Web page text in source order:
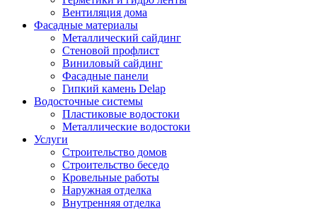
Вентиляция дома
Фасадные материалы
Металлический сайдинг
Стеновой профлист
Виниловый сайдинг
Фасадные панели
Гипкий камень Delap
Водосточные системы
Пластиковые водостоки
Металлические водостоки
Услуги
Строительство домов
Строительство беседо
Кровельные работы
Наружная отделка
Внутренняя отделка